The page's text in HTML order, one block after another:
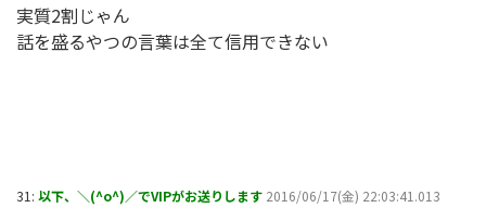
実質2割じゃん
話を盛るやつの言葉は全て信用できない
31: 以下、＼(^o^)／でVIPがお送りします 2016/06/17(金) 22:03:41.013